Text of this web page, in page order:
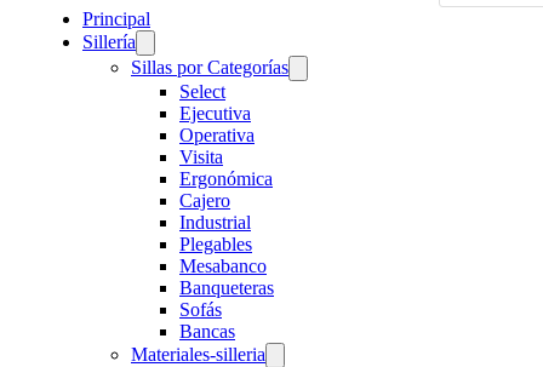
Principal
Sillería
Sillas por Categorías
Select
Ejecutiva
Operativa
Visita
Ergonómica
Cajero
Industrial
Plegables
Mesabanco
Banqueteras
Sofás
Bancas
Materiales-silleria